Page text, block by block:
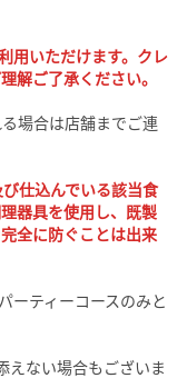
用いただけます。クレ
解ご了承ください。
場合は店舗までご連
仕込んでいる該当食
器具を使用し、既製
全に防ぐことは出来
ーティーコースのみと
えない場合もございま